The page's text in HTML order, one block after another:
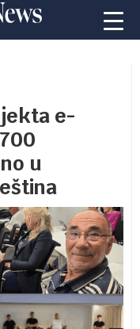
e-
u